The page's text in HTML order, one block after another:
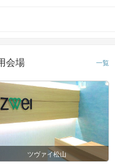
会場 一覧
ツヴァイ松山